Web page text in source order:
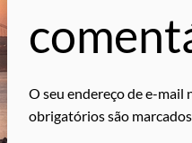
O seu endereço de e-mail
obrigatórios são